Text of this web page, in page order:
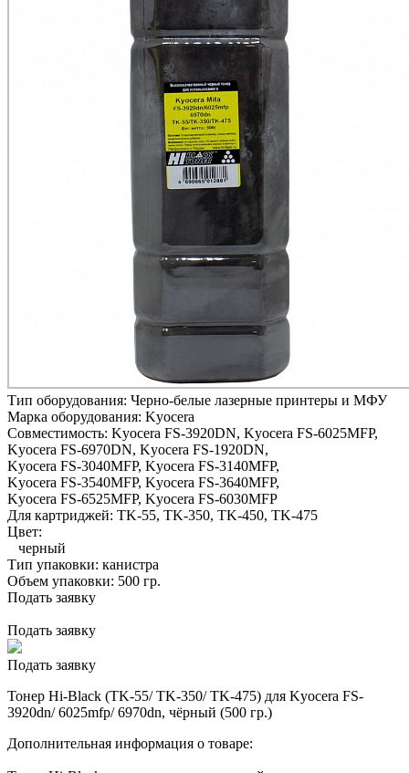
Тип оборудования: Черно-белые лазерные принтеры и МФУ
Марка оборудования: Kyocera
Совместимость: Kyocera FS-3920DN, Kyocera FS-6025MFP,
Kyocera FS-6970DN, Kyocera FS-1920DN,
Kyocera FS-3040MFP, Kyocera FS-3140MFP,
Kyocera FS-3540MFP, Kyocera FS-3640MFP,
Kyocera FS-6525MFP, Kyocera FS-6030MFP
Для картриджей: TK-55, TK-350, TK-450, TK-475
Цвет:
черный
Тип упаковки: канистра
Объем упаковки: 500 гр.
Подать заявку
Подать заявку
Подать заявку
Тонер Hi-Black (TK-55/ TK-350/ TK-475) для Kyocera FS-
3920dn/ 6025mfp/ 6970dn, чёрный (500 гр.)
Дополнительная информация о товаре: